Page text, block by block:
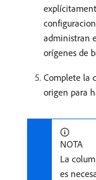
administran
orígenes de
Complete la
origen para
NOTA
La
es